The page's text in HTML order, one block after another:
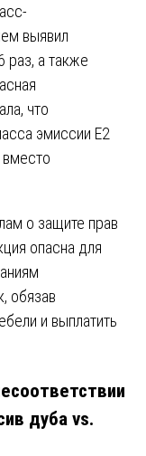
выявил
а также
что
эмиссии Е2
о защите прав
опасна для
обязав
и выплатить
дуба vs.